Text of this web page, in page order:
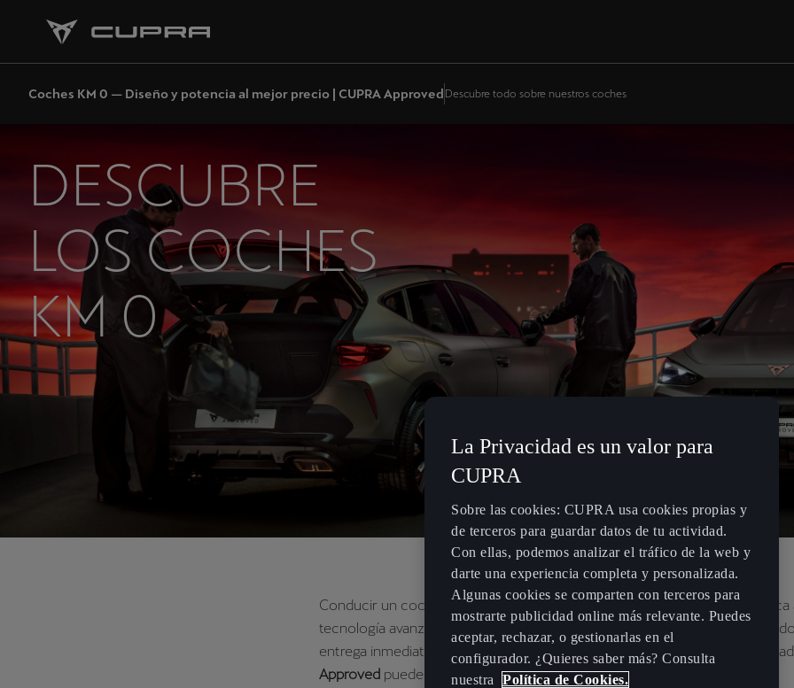
Coches KM 0 — Diseño y potencia al mejor precio | CUPRA Approved Descubre todo sobre nuestros coches
DESCUBRE
LOS COCHES
KM 0
Conducir un coche CUPRA seminuevo es una experiencia distinta: estética
tecnología avanzada y rendimiento que emociona. Si buscas acceder a
entrega inmediata y condiciones especiales, los cochesKM 0con
Approved pueden ser tu mejor opción.
La Privacidad es un valor para
CUPRA
Sobre las cookies: CUPRA usa cookies propias y
de terceros para guardar datos de tu actividad.
Con ellas, podemos analizar el tráfico de la web y
darte una experiencia completa y personalizada.
Algunas cookies se comparten con terceros para
mostrarte publicidad online más relevante. Puedes
aceptar, rechazar, o gestionarlas en el
configurador. ¿Quieres saber más? Consulta
nuestra
Política de Cookies.